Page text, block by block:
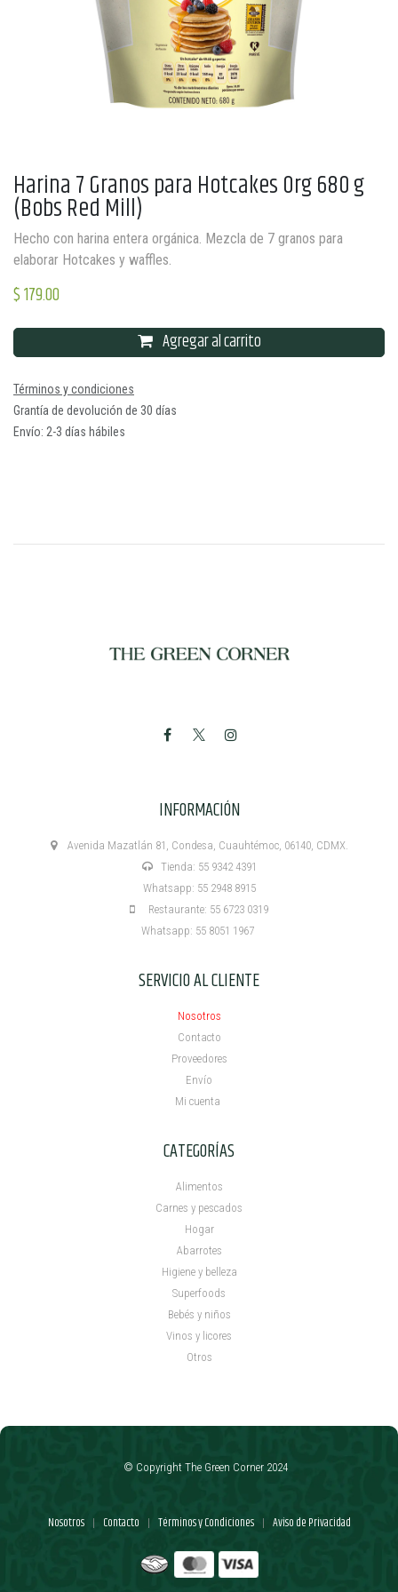
Harina 7 Granos para Hotcakes Org 680 g
(Bobs Red Mill)
Hecho con harina entera orgánica. Mezcla de 7 granos para
elaborar Hotcakes y waffles.
$179.00
Agregar al carrito
Términos y condiciones
Grantía de devolución de 30 días
Envío: 2-3 días hábiles
INFORMACIÓN
Avenida Mazatlán 81, Condesa, Cuauhtémoc, 06140, CDMX.
Tienda: 55 9342 4391
Whatsapp: 55 2948 8915
Restaurante: 55 6723 0319
Whatsapp: 55 8051 1967
SERVICIO AL CLIENTE
Nosotros
Contacto
Proveedores
Envío
Mi cuenta ​
CATEGORÍAS
Alimentos
Carnes y pescados
Hogar
Abarrotes
Higiene y belleza
Superfoods
Bebés y niños
Vinos y licores
Otros
Nosotros | Contacto | Términos y Condiciones | Aviso de Privacidad
© Copyright The Green Corner 2024